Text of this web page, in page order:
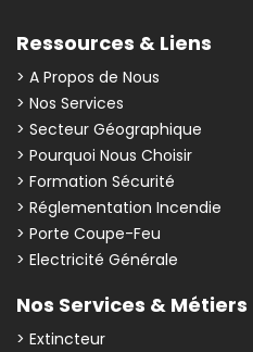
Ressources & Liens
> A Propos de Nous
> Nos Services
> Secteur Géographique
> Pourquoi Nous Choisir
> Formation Sécurité
> Réglementation Incendie
> Porte Coupe-Feu
> Electricité Générale
Nos Services & Métiers
> Extincteur